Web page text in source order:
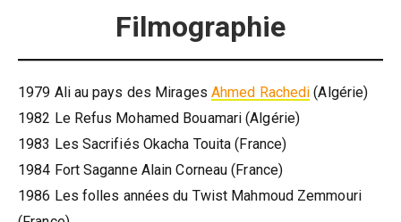
Filmographie
1979 Ali au pays des Mirages Ahmed Rachedi (Algérie)
1982 Le Refus Mohamed Bouamari (Algérie)
1983 Les Sacrifiés Okacha Touita (France)
1984 Fort Saganne Alain Corneau (France)
1986 Les folles années du Twist Mahmoud Zemmouri